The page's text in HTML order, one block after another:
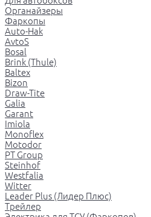
Органайзеры
Фаркопы
Auto-Hak
AvtoS
Bosal
Brink (Thule)
Baltex
Bizon
Draw-Tite
Galia
Garant
Imiola
Monoflex
Motodor
PT Group
Steinhof
Westfalia
Witter
Leader Plus (Лидер Плюс)
Трейлер